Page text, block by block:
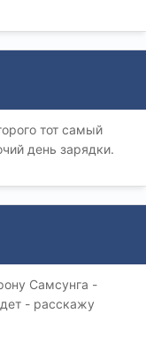
тот самый
день зарядки.
Самсунга -
- расскажу